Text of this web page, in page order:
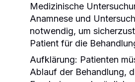
Medizinische
Anamnese und
notwendig, um
Patient für die
Aufklärung: Patienten
Ablauf der Behandlung,